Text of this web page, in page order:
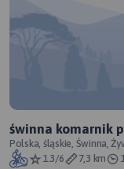
świnna komarnik
Polska, śląskie, Świnna,
Zewnętrzne Karpaty
1.3/6 7,3 km